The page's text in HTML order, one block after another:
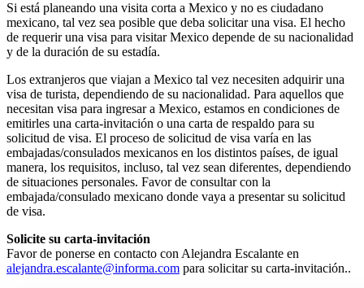
Si está planeando una visita corta a Mexico y no es ciudadano
mexicano, tal vez sea posible que deba solicitar una visa. El hecho
de requerir una visa para visitar Mexico depende de su nacionalidad
y de la duración de su estadía.
Los extranjeros que viajan a Mexico tal vez necesiten adquirir una
visa de turista, dependiendo de su nacionalidad. Para aquellos que
necesitan visa para ingresar a Mexico, estamos en condiciones de
emitirles una carta-invitación o una carta de respaldo para su
solicitud de visa. El proceso de solicitud de visa varía en las
embajadas/consulados mexicanos en los distintos países, de igual
manera, los requisitos, incluso, tal vez sean diferentes, dependiendo
de situaciones personales. Favor de consultar con la
embajada/consulado mexicano donde vaya a presentar su solicitud
de visa.
​Solicite su carta-invitación
Favor de ponerse en contacto con Alejandra Escalante en
alejandra.escalante@informa.com para solicitar su carta-invitación..